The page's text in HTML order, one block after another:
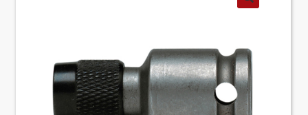
Våre leverandør­er
About VIX